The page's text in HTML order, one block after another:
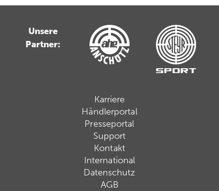
Unsere
Partner:
Karriere
Händlerportal
Presseportal
Support
Kontakt
International
Datenschutz
AGB